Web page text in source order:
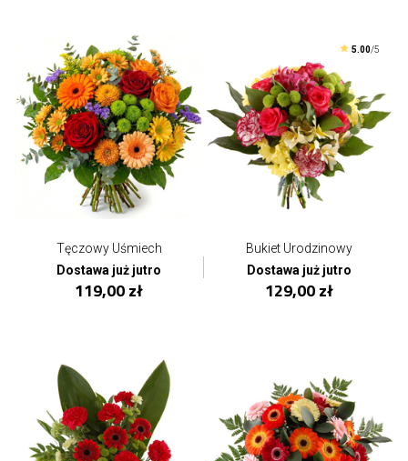
Tęczowy Uśmiech
Dostawa już jutro
119,00 zł
5.00/5
Bukiet Urodzinowy
Dostawa już jutro
129,00 zł